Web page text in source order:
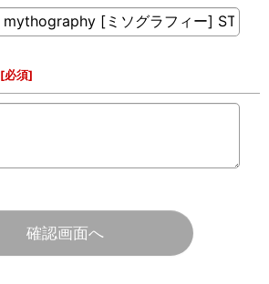
[必須]
確認画面へ